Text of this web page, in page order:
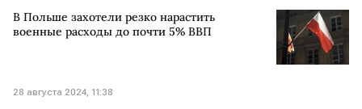
В Польше захотели резко нарастить
военные расходы до почти 5% ВВП
28 августа 2024, 11:38